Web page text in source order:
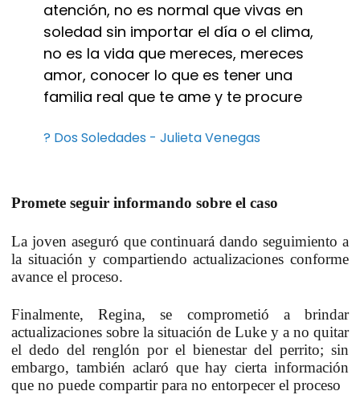
atención, no es normal que vivas en
soledad sin importar el día o el clima,
no es la vida que mereces, mereces
amor, conocer lo que es tener una
familia real que te ame y te procure
? Dos Soledades - Julieta Venegas
Promete seguir informando sobre el caso
La joven aseguró que continuará dando seguimiento a
la situación y compartiendo actualizaciones conforme
avance el proceso.
Finalmente, Regina, se comprometió a brindar
actualizaciones sobre la situación de Luke y a no quitar
el dedo del renglón por el bienestar del perrito; sin
embargo, también aclaró que hay cierta información
que no puede compartir para no entorpecer el proceso